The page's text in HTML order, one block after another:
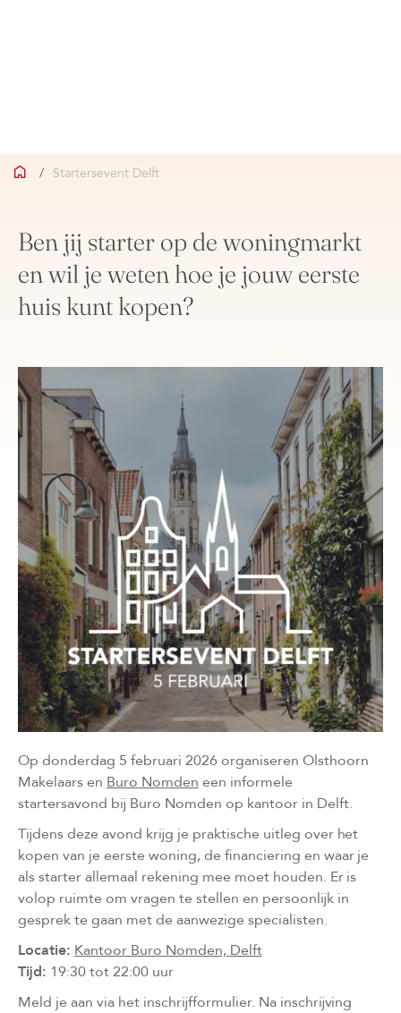
/ Startersevent Delft
Ben jij starter op de woningmarkt
en wil je weten hoe je jouw eerste
huis kunt kopen?
Op donderdag 5 februari 2026 organiseren Olsthoorn
Makelaars en Buro Nomden een informele
startersavond bij Buro Nomden op kantoor in Delft.
Tijdens deze avond krijg je praktische uitleg over het
kopen van je eerste woning, de financiering en waar je
als starter allemaal rekening mee moet houden. Er is
volop ruimte om vragen te stellen en persoonlijk in
gesprek te gaan met de aanwezige specialisten.
Locatie: Kantoor Buro Nomden, Delft
Tijd: 19:30 tot 22:00 uur
Meld je aan via het inschrijfformulier. Na inschrijving